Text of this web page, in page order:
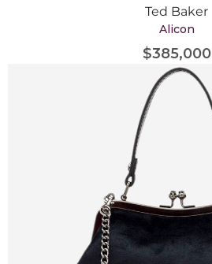
Ted Baker
Alicon
$385,000